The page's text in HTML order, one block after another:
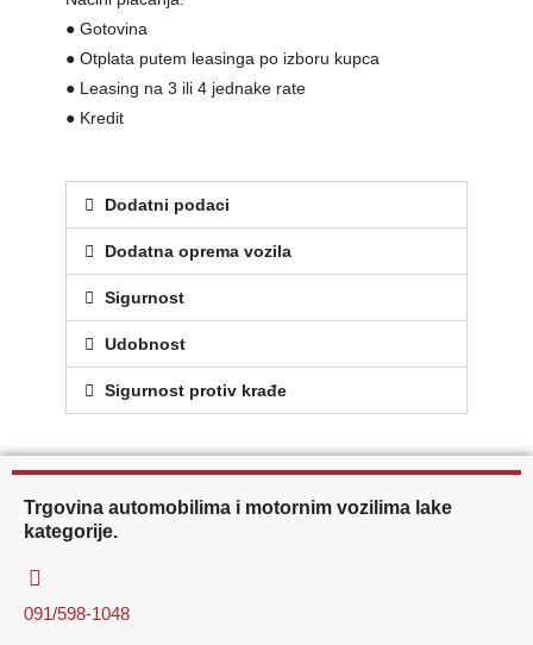
● Gotovina
● Otplata putem leasinga po izboru kupca
● Leasing na 3 ili 4 jednake rate
● Kredit
Dodatni podaci
Dodatna oprema vozila
Sigurnost
Udobnost
Sigurnost protiv krađe
Trgovina automobilima i motornim vozilima lake
kategorije.
091/598-1048